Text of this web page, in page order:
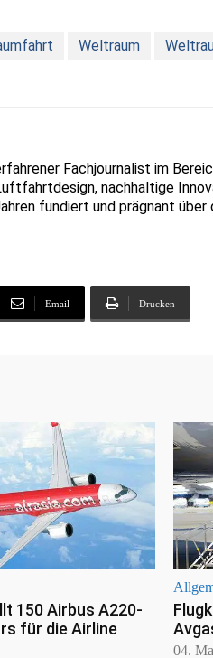
Weltraum
Fachjournalist im
nachhaltige
fundiert und prägnant über
Email Drucken
150 Airbus A220-
für die Airline
04.